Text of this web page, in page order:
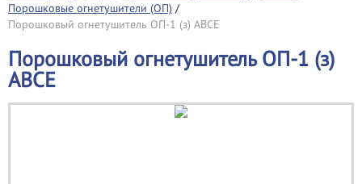
Порошковые огнетушители (ОП) /
Порошковый огнетушитель ОП-1 (з) АВСЕ
Порошковый огнетушитель ОП-1 (з)
АВСЕ